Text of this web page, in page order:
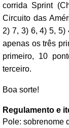
corrida Sprint
Circuito das
2) 7, 3) 6, 4) 5,
apenas os três
primeiro, 10
terceiro.
Boa sorte!
Regulamento e
Pole: sobrenome